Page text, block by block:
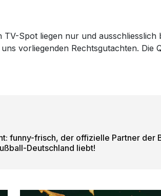
Spot liegen nur und
vorliegenden Rechtsgutachten.
funny-frisch, der offizielle Partner
Deutschland liebt!